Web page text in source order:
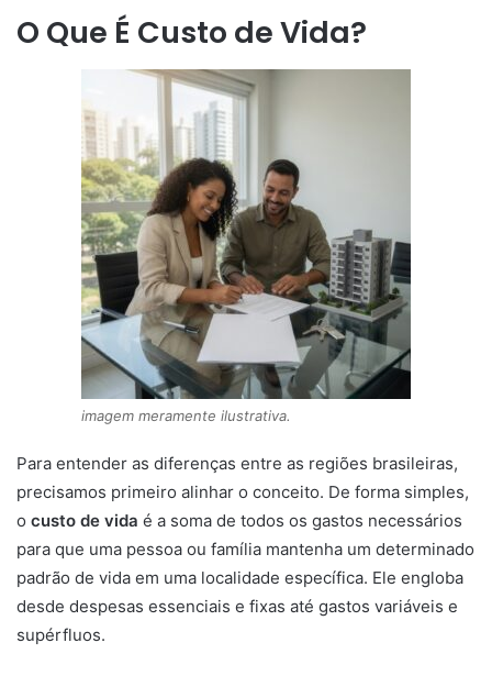
O Que É Custo de Vida?
imagem meramente ilustrativa.
Para entender as diferenças entre as regiões brasileiras,
precisamos primeiro alinhar o conceito. De forma simples,
o custo de vida é a soma de todos os gastos necessários
para que uma pessoa ou família mantenha um determinado
padrão de vida em uma localidade específica. Ele engloba
desde despesas essenciais e fixas até gastos variáveis e
supérfluos.